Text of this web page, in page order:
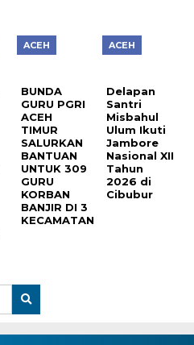
ACEH
BUNDA
GURU PGRI
ACEH
TIMUR
SALURKAN
BANTUAN
UNTUK 309
GURU
KORBAN
BANJIR DI 3
KECAMATAN
ACEH
Delapan
Santri
Misbahul
Ulum Ikuti
Jambore
Nasional XII
Tahun
2026 di
Cibubur